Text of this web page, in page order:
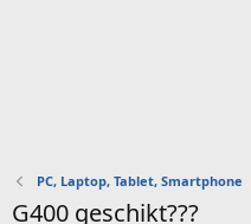
PC, Laptop, Tablet, Smartphone
G400 geschikt???